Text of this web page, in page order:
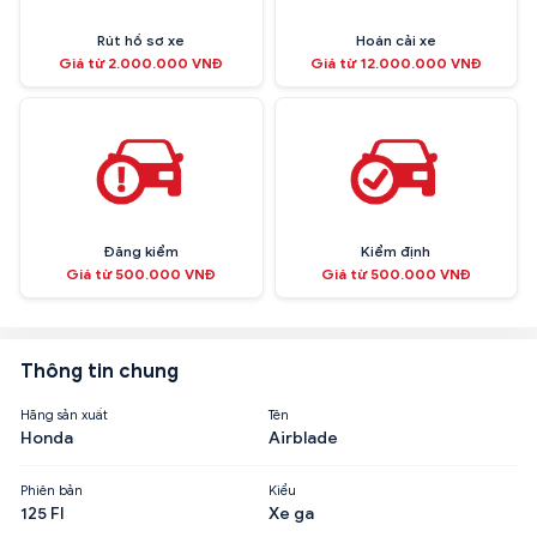
Rút hồ sơ xe
Giá từ 2.000.000 VNĐ
Hoán cải xe
Giá từ 12.000.000 VNĐ
Đăng kiểm
Giá từ 500.000 VNĐ
Kiểm định
Giá từ 500.000 VNĐ
Thông tin chung
Hãng sản xuất
Honda
Tên
Airblade
Phiên bản
125 FI
Kiểu
Xe ga